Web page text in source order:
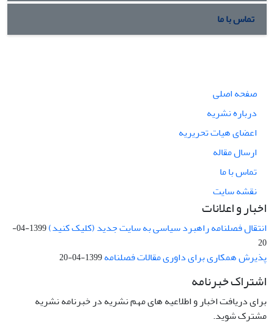
تماس با ما
صفحه اصلی
درباره نشریه
اعضای هیات تحریریه
ارسال مقاله
تماس با ما
نقشه سایت
اخبار و اعلانات
انتقال فصلنامه راهبرد سیاسی به سایت جدید (کلیک کنید)
1399-04-
20
پذیرش همکاری برای داوری مقالات فصلنامه1399-04-20
اشتراک خبرنامه
برای دریافت اخبار و اطلاعیه های مهم نشریه در خبرنامه نشریه
مشترک شوید.